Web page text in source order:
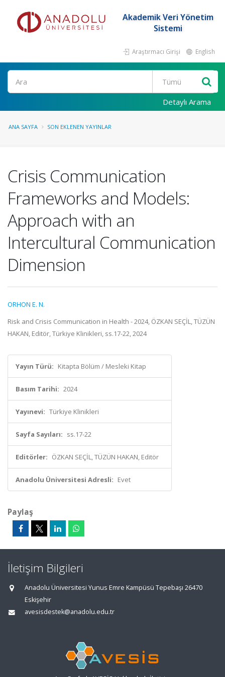
Akademik Veri Yönetim
Sistemi
Araştırmacı Girişi English
Ara
Detaylı Arama
ANA SAYFA SON EKLENEN YAYINLAR
Crisis Communication
Frameworks and Models:
Approach with an
Intercultural Communication
Dimension
ORHON E. N.
Risk and Crisis Communication in Health - 2024, ÖZKAN SEÇİL, TÜZÜN
HAKAN, Editör, Türkiye Klinikleri, ss.17-22, 2024
Yayın Türü: Kitapta Bölüm / Mesleki Kitap
Basım Tarihi: 2024
Yayınevi: Türkiye Klinikleri
Sayfa Sayıları: ss.17-22
Editörler: ÖZKAN SEÇİL, TÜZÜN HAKAN, Editör
Anadolu Üniversitesi Adresli: Evet
Paylaş
İletişim Bilgileri
Anadolu Üniversitesi Yunus Emre Kampüsü Tepebaşı 26470
Eskişehir
avesisdestek@anadolu.edu.tr